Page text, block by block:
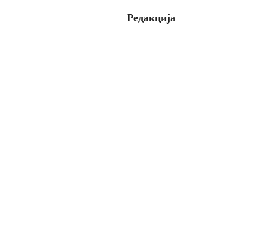
Редакција